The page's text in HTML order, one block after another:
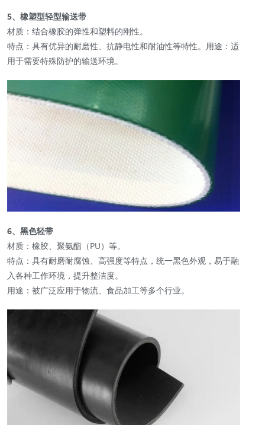
5、橡塑型轻型输送带
材质：结合橡胶的弹性和塑料的刚性。
特点：具有优异的耐磨性、抗静电性和耐油性等特性。用途：适
用于需要特殊防护的输送环境。
6、黑色轻带
材质：橡胶、聚氨酯（PU）等。
特点：具有耐磨耐腐蚀、高强度等特点，统一黑色外观，易于融
入各种工作环境，提升整洁度。
用途：被广泛应用于物流、食品加工等多个行业。